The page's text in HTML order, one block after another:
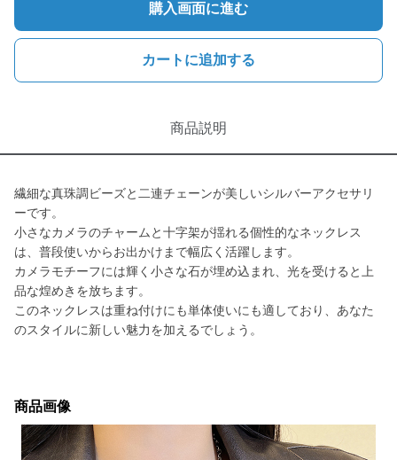
購入画面に進む
カートに追加する
商品説明
繊細な真珠調ビーズと二連チェーンが美しいシルバーアクセサリ
ーです。
小さなカメラのチャームと十字架が揺れる個性的なネックレス
は、普段使いからお出かけまで幅広く活躍します。
カメラモチーフには輝く小さな石が埋め込まれ、光を受けると上
品な煌めきを放ちます。
このネックレスは重ね付けにも単体使いにも適しており、あなた
のスタイルに新しい魅力を加えるでしょう。
商品画像